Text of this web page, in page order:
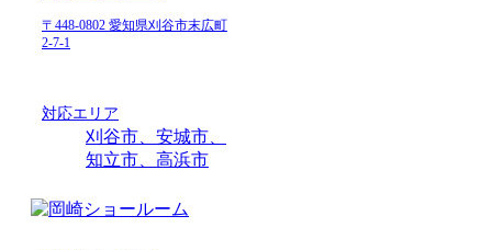
〒448-0802 愛知県刈谷市末広町
2-7-1
対応エリア
刈谷市、安城市、
知立市、高浜市